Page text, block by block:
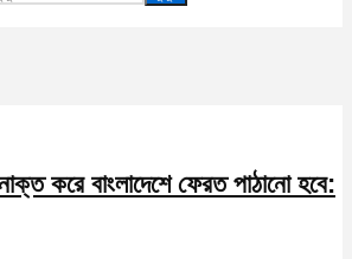
করে বাংলাদেশে ফেরত পাঠানো হবে: